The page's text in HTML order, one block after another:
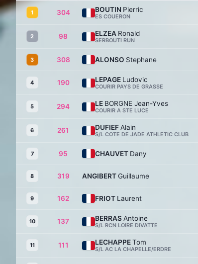
1 304 BOUTIN Pierric
ES COUERON
2 98 ELZEA Ronald
SERBOUTI RUN
3 308 ALONSO Stephane
4 190 LEPAGE Ludovic
COURIR PAYS DE GRASSE
5 294 LE BORGNE Jean-Yves
COURIR A STE LUCE
6 261 DUFIEF Alain
S/L COTE DE JADE ATHLETIC CLUB
7 95 CHAUVET Dany
8 319 ANGIBERTGuillaume
9 162 FRIOT Laurent
10 137 BERRAS Antoine
S/L RCN LOIRE DIVATTE
11 111 LECHAPPETom
S/L AC LA CHAPELLE/ERDRE